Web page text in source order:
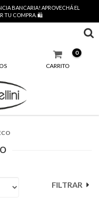
BANCARIA! APROVECHÁ EL
TU COMPRA. 🛍️
CARRITO
0
FILTRAR